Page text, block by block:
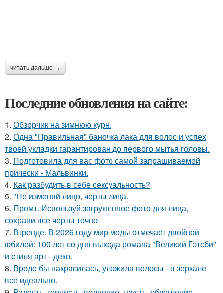
читать дальше →
Последние обновления на сайте:
1. Обзорчик на зимнюю курн.
2. Одна "Правильная" баночка лака для волос и успех
твоей укладки гарантирован до первого мытья головы.
3. Подготовила для вас фото самой запрашиваемой
прически - Мальвинки.
4. Как разбудить в себе сексуальность?
5. "Не изменяй лицо, черты лица.
6. Промт. Используй загруженное фото для лица,
сохрани все черты точно.
7. Втренде. В 2026 году мир моды отмечает двойной
юбилей: 100 лет со дня выхода романа "Великий Гэтсби"
и стиля арт - деко.
8. Вроде бы накрасилась, уложила волосы - в зеркале
всё идеально.